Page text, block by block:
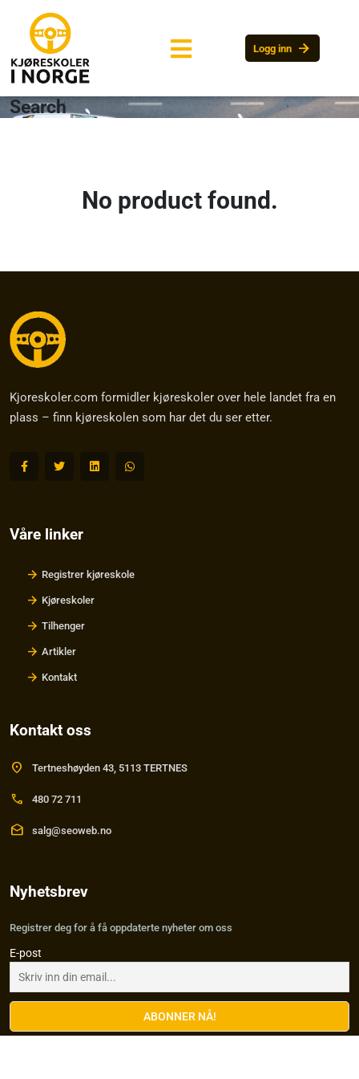
Logg inn arrow_forward
Search
No product found.
Kjoreskoler.com formidler kjøreskoler over hele landet fra en
plass – finn kjøreskolen som har det du ser etter.
Våre linker
Registrer kjøreskole
Kjøreskoler
Tilhenger
Artikler
Kontakt
Kontakt oss
location_on Tertneshøyden 43, 5113 TERTNES
call 480 72 711
drafts salg@seoweb.no
Nyhetsbrev
Registrer deg for å få oppdaterte nyheter om oss
E-post